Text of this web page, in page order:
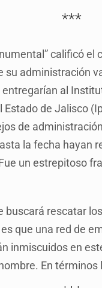
***
calificó el
su administración
al
de Jalisco
de
la fecha hayan
un estrepitoso
rescatar
que una red de
inmiscuidos en
En